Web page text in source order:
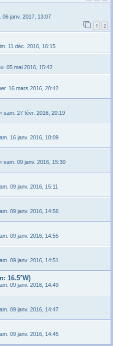
06 janv. 2017, 13:07
1 2
11 déc. 2016, 16:15
05 mai 2016, 15:42
16 mars 2016, 20:42
sam. 27 févr. 2016, 20:19
16 janv. 2016, 18:09
sam. 09 janv. 2016, 15:30
09 janv. 2016, 15:11
09 janv. 2016, 14:56
09 janv. 2016, 14:55
09 janv. 2016, 14:51
16.5°W)
09 janv. 2016, 14:49
09 janv. 2016, 14:47
09 janv. 2016, 14:45